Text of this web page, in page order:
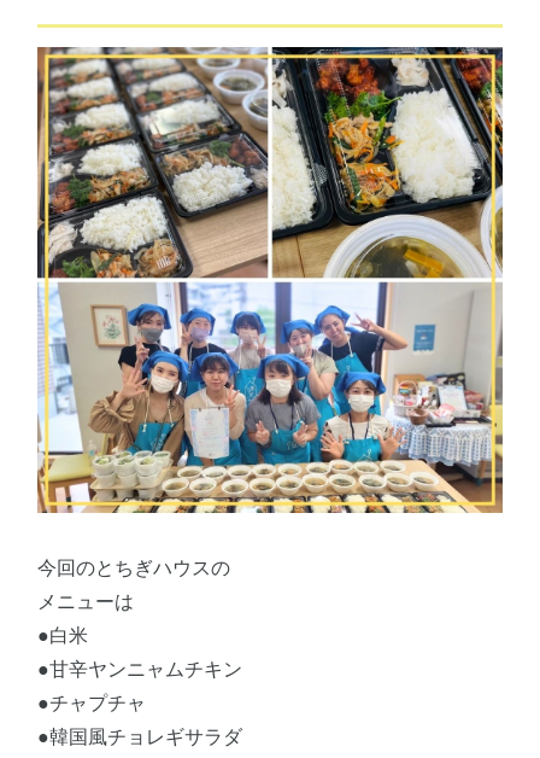
今回のとちぎハウスの
メニューは
●白米
●甘辛ヤンニャムチキン
●チャプチャ
●韓国風チョレギサラダ